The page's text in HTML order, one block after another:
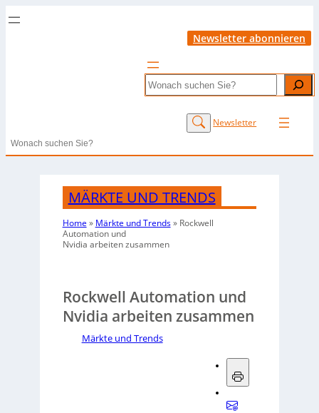
Newsletter abonnieren
Search
Newsletter
Search
MÄRKTE UND TRENDS
Home » Märkte und Trends» Rockwell
Automation und
Nvidia arbeiten zusammen
Rockwell Automation und
Nvidia arbeiten zusammen
Märkte und Trends